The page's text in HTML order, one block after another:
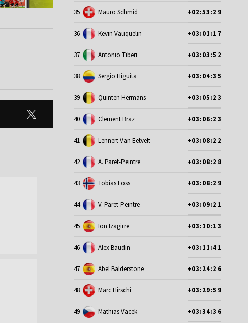
35 Mauro Schmid +02:53:29
36 Kevin Vauquelin +03:01:17
37 Antonio Tiberi +03:03:52
38 Sergio Higuita +03:04:35
39 Quinten Hermans +03:05:23
40 Clement Braz +03:06:23
41 Lennert Van Eetvelt +03:08:22
42 A. Paret-Peintre +03:08:28
43 Tobias Foss +03:08:29
44 V. Paret-Peintre +03:09:21
45 Ion Izagirre +03:10:13
46 Alex Baudin +03:11:41
47 Abel Balderstone +03:24:26
48 Marc Hirschi +03:29:59
49 Mathias Vacek +03:34:36